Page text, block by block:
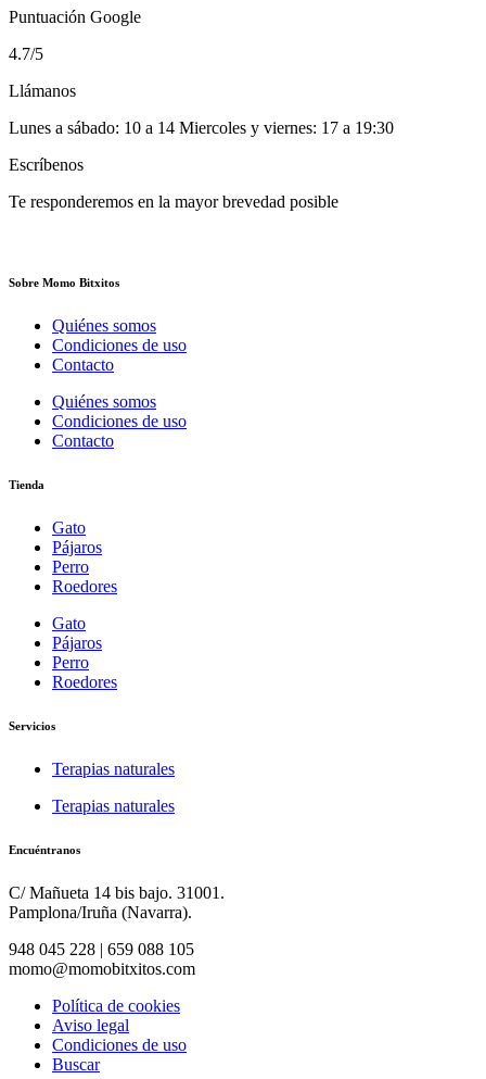
Puntuación Google
4.7/5
Llámanos
Lunes a sábado: 10 a 14 Miercoles y viernes: 17 a 19:30
Escríbenos
Te responderemos en la mayor brevedad posible
Sobre Momo Bitxitos
Quiénes somos
Condiciones de uso
Contacto
Quiénes somos
Condiciones de uso
Contacto
Tienda
Gato
Pájaros
Perro
Roedores
Gato
Pájaros
Perro
Roedores
Servicios
Terapias naturales
Terapias naturales
Encuéntranos
C/ Mañueta 14 bis bajo. 31001.
Pamplona/Iruña (Navarra).
948 045 228 | 659 088 105
momo@momobitxitos.com
Política de cookies
Aviso legal
Condiciones de uso
Buscar